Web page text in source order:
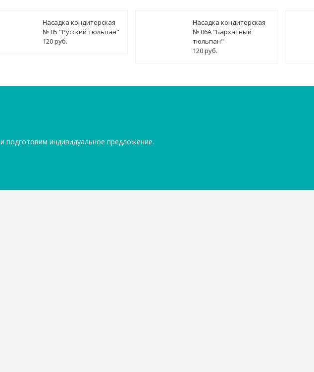
Насадка кондитерская
№ 05 "Русский тюльпан"
120 руб.
Насадка кондитерская
№ 06А "Бархатный
тюльпан"
120 руб.
индивидуальное предложение.